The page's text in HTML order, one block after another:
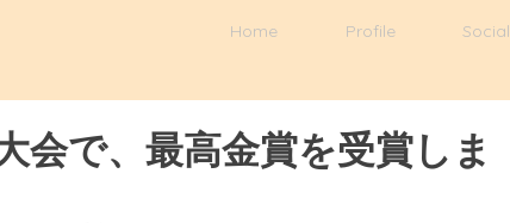
Home Profile Social
会で、最高金賞を受賞しま